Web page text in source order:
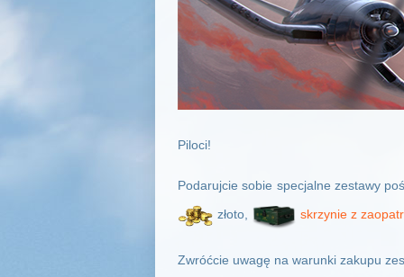
Piloci!
Podarujcie sobie specjalne zestawy
złoto, skrzynie z
Zwróćcie uwagę na warunki zakupu